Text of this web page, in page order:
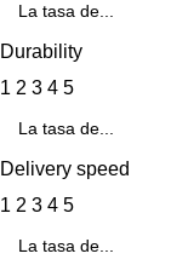
Durability
1 2 3 4 5
Delivery speed
1 2 3 4 5